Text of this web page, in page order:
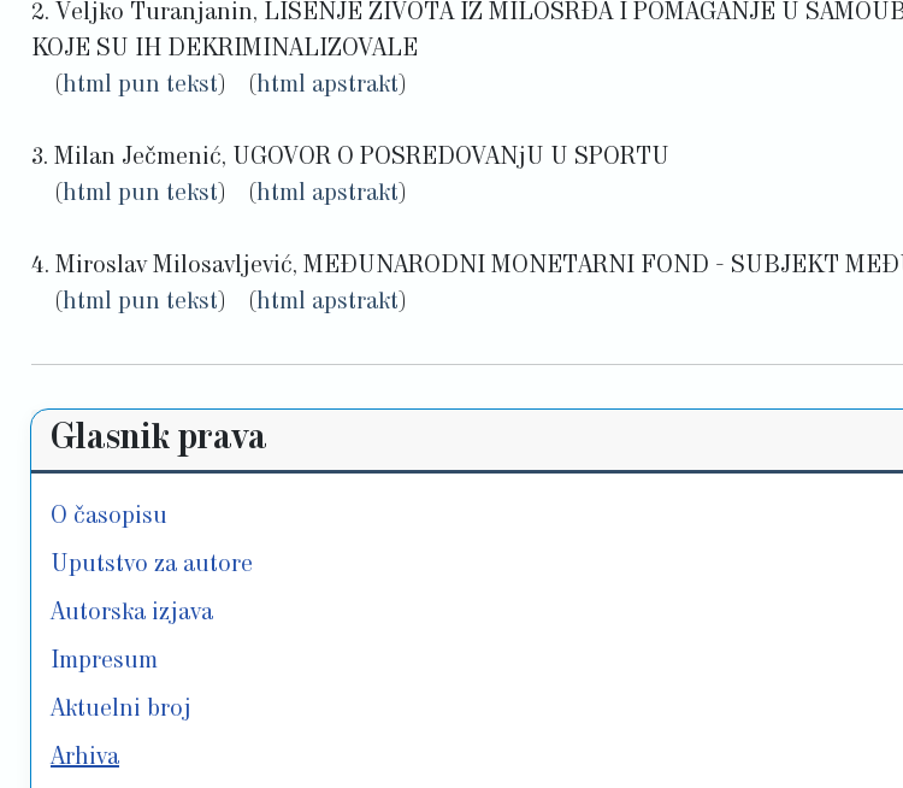
Glasnik prava
O časopisu
Uputstvo za autore
Autorska izjava
Impresum
Aktuelni broj
Arhiva
2. Veljko Turanjanin, LIŠENJE ŽIVOTA IZ MILOSRĐA I POMAGANJE U
KOJE SU IH DEKRIMINALIZOVALE
(html pun tekst ) (html apstrakt )
3. Milan Ječmenić, UGOVOR O POSREDOVANjU U SPORTU
(html pun tekst ) (html apstrakt )
4. Miroslav Milosavljević, MEĐUNARODNI MONETARNI FOND - SUBJEKT
(html pun tekst ) (html apstrakt )